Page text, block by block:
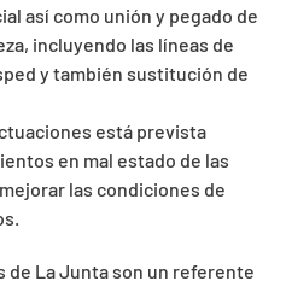
así como unión y pegado de
incluyendo las líneas de
y también sustitución de
está prevista
en mal estado de las
las condiciones de
de La Junta son un referente